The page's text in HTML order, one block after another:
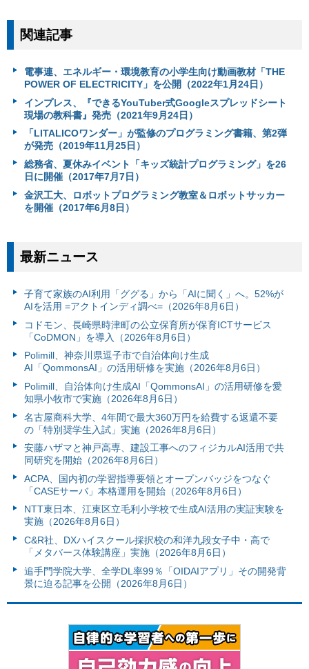
関連記事
電事連、エネルギー・環境教育の小学生向け動画教材「THE
POWER OF ELECTRICITY」を公開（2022年1月24日）
インプレス、『できるYouTuber式Googleスプレッドシート
現場の教科書』発売（2021年9月24日）
「LITALICOワンダー」が監修のプログラミング書籍、第2弾
が発売（2019年11月25日）
総務省、夏休みイベント「キッズ統計プログラミング」を26
日に開催（2017年7月7日）
金沢工大、ロボットプログラミング教室＆ロボットサッカー
を開催（2017年6月8日）
最新ニュース
子育て家族のAI利用「ググる」から「AIに聞く」へ。52%が
AIを活用 =アクトインディ調べ=（2026年8月6日）
コドモン、長崎県時津町の公立保育所が保育ICTサービス
「CoDMON」を導入（2026年8月6日）
Polimill、神奈川県逗子市で自治体向け生成
AI「QommonsAI」の活用研修を実施（2026年8月6日）
Polimill、自治体向け生成AI「QommonsAI」の活用研修を愛
知県小牧市で実施（2026年8月6日）
名古屋商科大学、4年間で最大360万円を給費する返還不要
の「特別奨学生入試」実施（2026年8月6日）
安藤ハザマと神戸高専、建設工事へのフィジカルAI活用で共
同研究を開始（2026年8月6日）
ACPA、国内初の学習指導要領とオープンバッジをつなぐ
「CASEサーバ」本格運用を開始（2026年8月6日）
NTT東日本、江東区立毛利小学校で生成AI活用の実証実験を
実施（2026年8月6日）
C&R社、DXハイスクール採択校の和洋九段女子中・高で
「メタバース体験講座」実施（2026年8月6日）
追手門学院大学、全学DL率99％「OIDAIアプリ」その開発背
景に迫る記事を公開（2026年8月6日）